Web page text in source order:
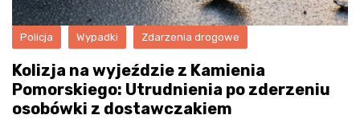
Policja Wypadki Zdarzenia drogowe
Kolizja na wyjeździe z Kamienia
Pomorskiego: Utrudnienia po zderzeniu
osobówki z dostawczakiem